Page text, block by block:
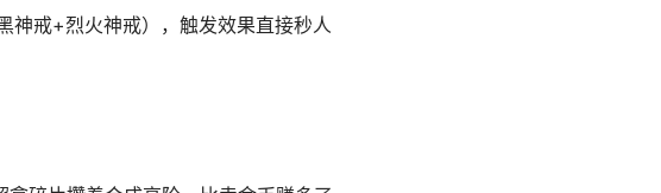
神戒+烈火神戒），触发效果直接秒人